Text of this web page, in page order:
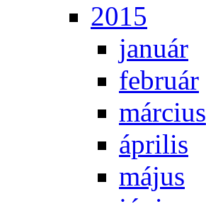
2015
ja­nu­ár
feb­ru­ár
már­ci­us
áp­ri­lis
má­jus